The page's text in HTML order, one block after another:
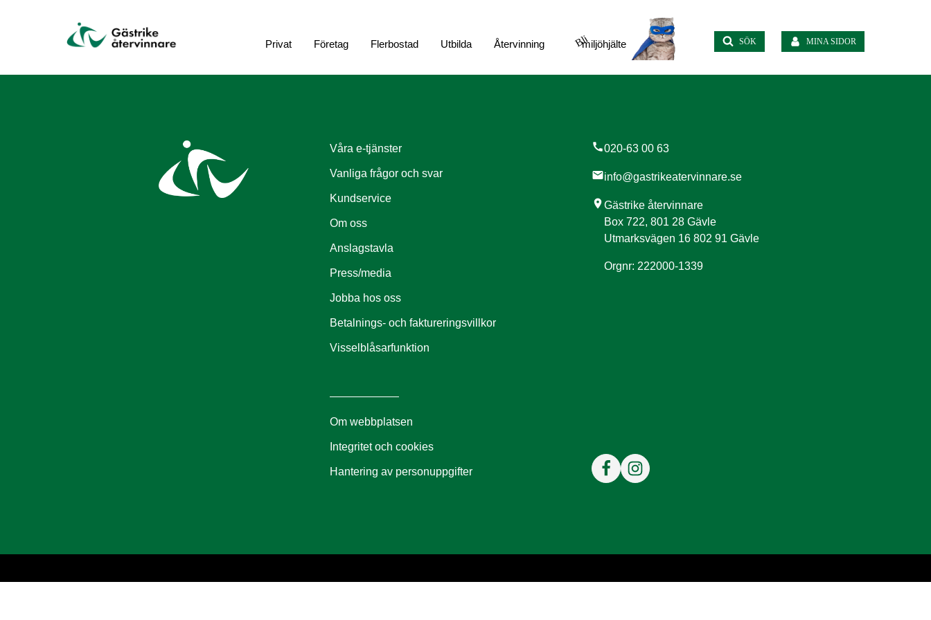
Privat Företag Flerbostad Utbilda Återvinning Blimiljöhjälte SÖK MINA SIDOR
Våra e-tjänster
Vanliga frågor och svar
Kundservice
Om oss
Anslagstavla
Press/media
Jobba hos oss
Betalnings- och faktureringsvillkor
Visselblåsarfunktion
Om webbplatsen
Integritet och cookies
Hantering av personuppgifter
call020-63 00 63
mailinfo@gastrikeatervinnare.se
location_onGästrike återvinnare
Box 722, 801 28 Gävle
Utmarksvägen 16 802 91 Gävle
Orgnr: 222000-1339